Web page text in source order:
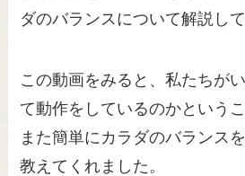
ダのバランスについて解説し
この動画をみると、私たちが
て動作をしているのかという
また簡単にカラダのバランス
教えてくれました。